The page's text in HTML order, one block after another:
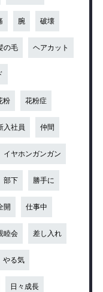
腕 破壊
の毛 ヘアカット
粉 花粉症
入社員 仲間
イヤホンガンガン
部下 勝手に
開 仕事中
睦会 差し入れ
やる気
日々成長